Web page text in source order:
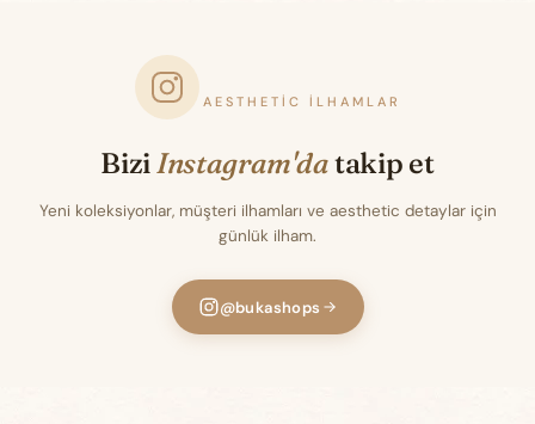
AESTHETIC İLHAMLAR
BiziInstagram'datakip et
Yeni koleksiyonlar, müşteri ilhamları ve aesthetic detaylar için
günlük ilham.
@bukashops